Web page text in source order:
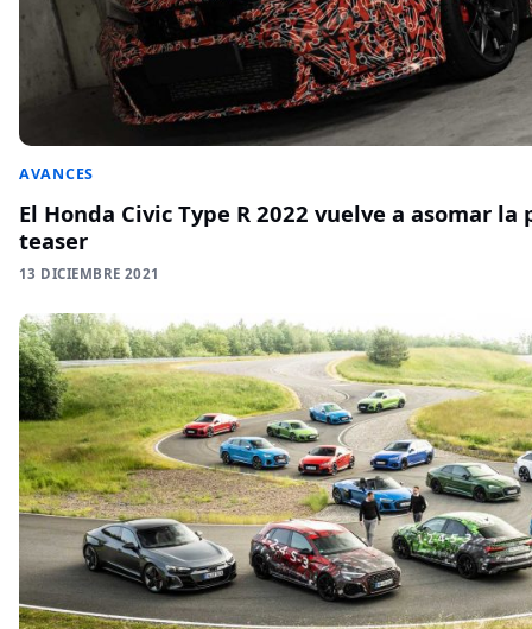
AVANCES
El Honda Civic Type R 2022 vuelve a asomar
teaser
13 DICIEMBRE 2021